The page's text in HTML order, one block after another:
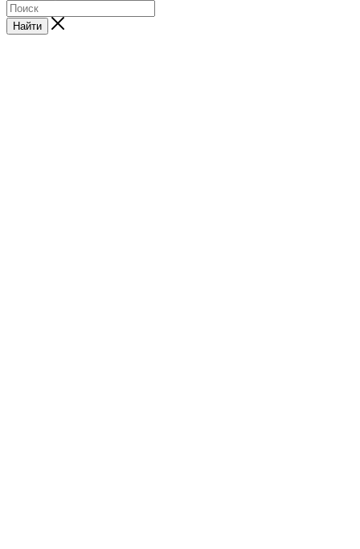
Найти